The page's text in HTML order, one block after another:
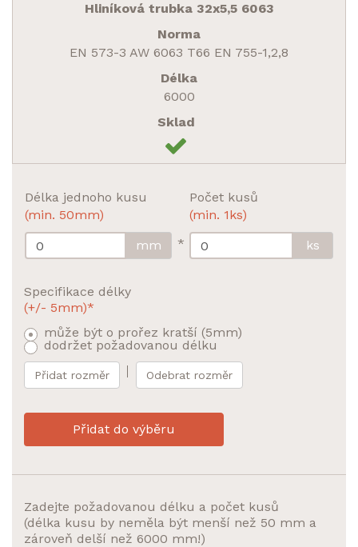
Hliníková trubka 32x5,5 6063
EN 573-3 AW 6063 T66 EN 755-1,2,8
6000
Délka jednoho kusu
(min. 50mm)
mm
*
Počet kusů
(min. 1ks)
ks
Specifikace délky
(+/- 5mm)*
může být o prořez kratší (5mm)
dodržet požadovanou délku
Přidat rozměr Odebrat rozměr
Přidat do výběru
Zadejte požadovanou délku a počet kusů
(délka kusu by neměla být menší než 50 mm a
zároveň delší než 6000 mm!)